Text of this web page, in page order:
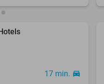
17 min. directions_car